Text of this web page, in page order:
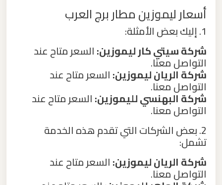
أسعار ليموزين مطار برج العرب
1. إليك بعض الأمثلة:
شركة سيتي كار ليموزين:السعر متاح عند
التواصل معنا.
شركة الريان ليموزين:السعر متاح عند
التواصل معنا.
شركة البهنسي لليموزين:السعر متاح عند
التواصل معنا.
2. بعض الشركات التي تقدم هذه الخدمة
تشمل:
شركة الريان ليموزين:السعر متاح عند
التواصل معنا.
ليموزين
مطار
العرب
الساحل
الشمالي
ليموزين
مطار